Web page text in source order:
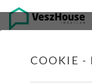
COOKIE -